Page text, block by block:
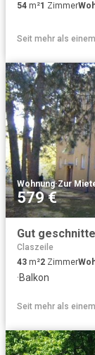
54 m²1 Zimmer
Seit mehr als
Wohnung·Zur
579 €
Gut
Claszeile
43 m²2 Zimmer
·Balkon
Seit mehr als